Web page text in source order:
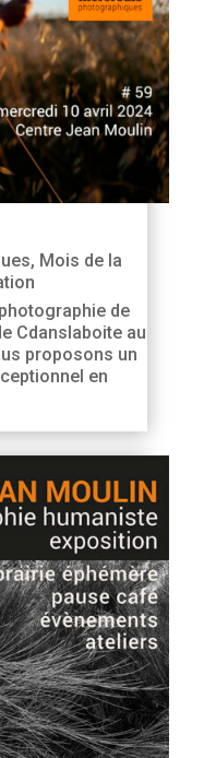
, Mois de la
de
Cdanslaboite au
proposons un
en